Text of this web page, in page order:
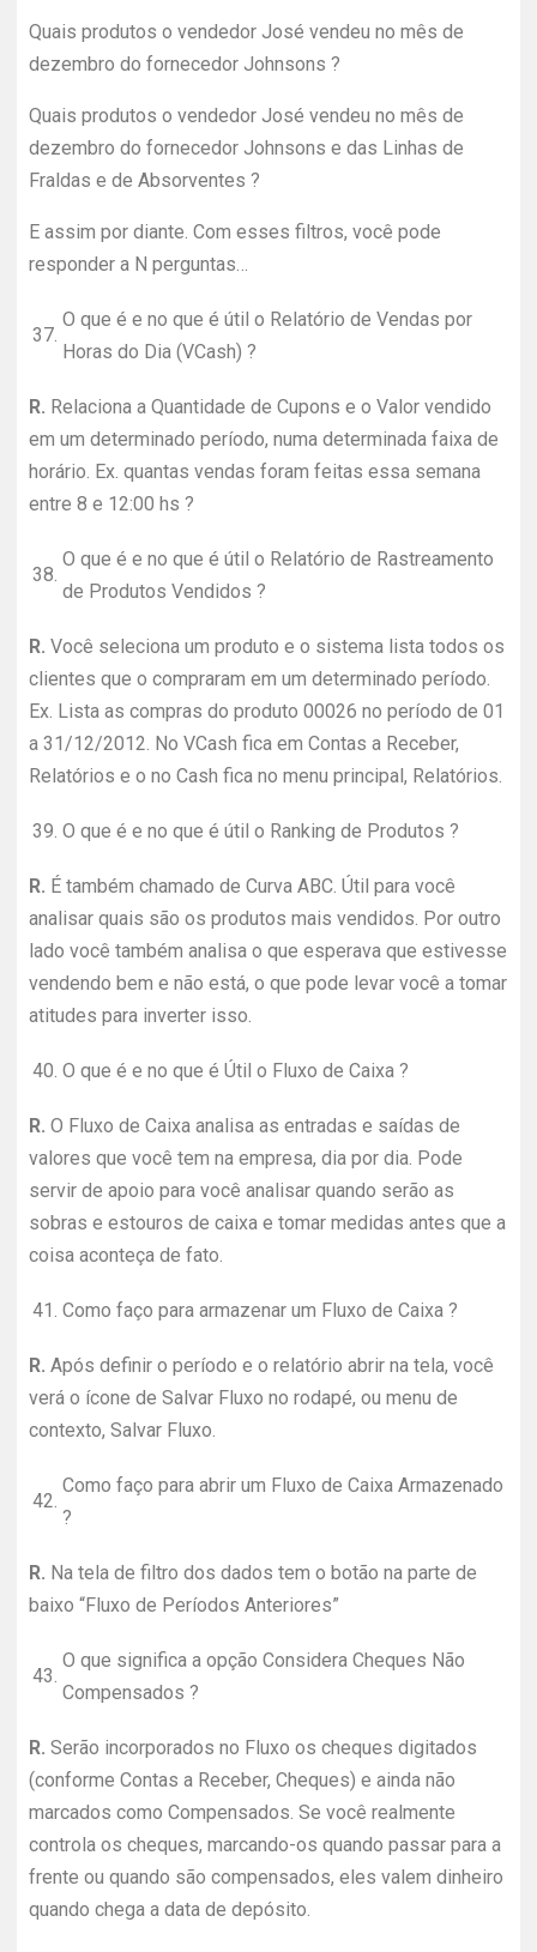
Quais produtos o vendedor José vendeu no mês de
dezembro do fornecedor Johnsons ?
Quais produtos o vendedor José vendeu no mês de
dezembro do fornecedor Johnsons e das Linhas de
Fraldas e de Absorventes ?
E assim por diante. Com esses filtros, você pode
responder a N perguntas…
37.
O que é e no que é útil o Relatório de Vendas por
Horas do Dia (VCash) ?
R. Relaciona a Quantidade de Cupons e o Valor vendido
em um determinado período, numa determinada faixa de
horário. Ex. quantas vendas foram feitas essa semana
entre 8 e 12:00 hs ?
38.
O que é e no que é útil o Relatório de Rastreamento
de Produtos Vendidos ?
R. Você seleciona um produto e o sistema lista todos os
clientes que o compraram em um determinado período.
Ex. Lista as compras do produto 00026 no período de 01
a 31/12/2012. No VCash fica em Contas a Receber,
Relatórios e o no Cash fica no menu principal, Relatórios.
39. O que é e no que é útil o Ranking de Produtos ?
R. É também chamado de Curva ABC. Útil para você
analisar quais são os produtos mais vendidos. Por outro
lado você também analisa o que esperava que estivesse
vendendo bem e não está, o que pode levar você a tomar
atitudes para inverter isso.
40. O que é e no que é Útil o Fluxo de Caixa ?
R. O Fluxo de Caixa analisa as entradas e saídas de
valores que você tem na empresa, dia por dia. Pode
servir de apoio para você analisar quando serão as
sobras e estouros de caixa e tomar medidas antes que a
coisa aconteça de fato.
41. Como faço para armazenar um Fluxo de Caixa ?
R. Após definir o período e o relatório abrir na tela, você
verá o ícone de Salvar Fluxo no rodapé, ou menu de
contexto, Salvar Fluxo.
42.
Como faço para abrir um Fluxo de Caixa Armazenado
?
R. Na tela de filtro dos dados tem o botão na parte de
baixo “Fluxo de Períodos Anteriores”
43.
O que significa a opção Considera Cheques Não
Compensados ?
R. Serão incorporados no Fluxo os cheques digitados
(conforme Contas a Receber, Cheques) e ainda não
marcados como Compensados. Se você realmente
controla os cheques, marcando-os quando passar para a
frente ou quando são compensados, eles valem dinheiro
quando chega a data de depósito.